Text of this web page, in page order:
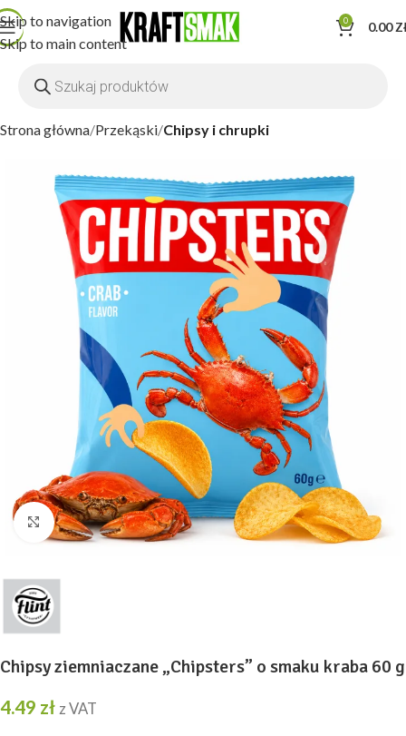
Skip to navigation
Skip to main content
0 0.00
Strona główna Przekąski Chipsy i chrupki
Kliknij, aby powiększyć
Chipsy ziemniaczane „Chipsters” o smaku kraba 60 g
4.49 zł z VAT